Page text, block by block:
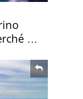
è